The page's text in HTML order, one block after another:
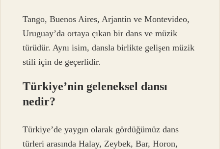
Tango, Buenos Aires, Arjantin ve Montevideo,
Uruguay’da ortaya çıkan bir dans ve müzik
türüdür. Aynı isim, dansla birlikte gelişen müzik
stili için de geçerlidir.
Türkiye’nin geleneksel dansı
nedir?
Türkiye’de yaygın olarak gördüğümüz dans
türleri arasında Halay, Zeybek, Bar, Horon,